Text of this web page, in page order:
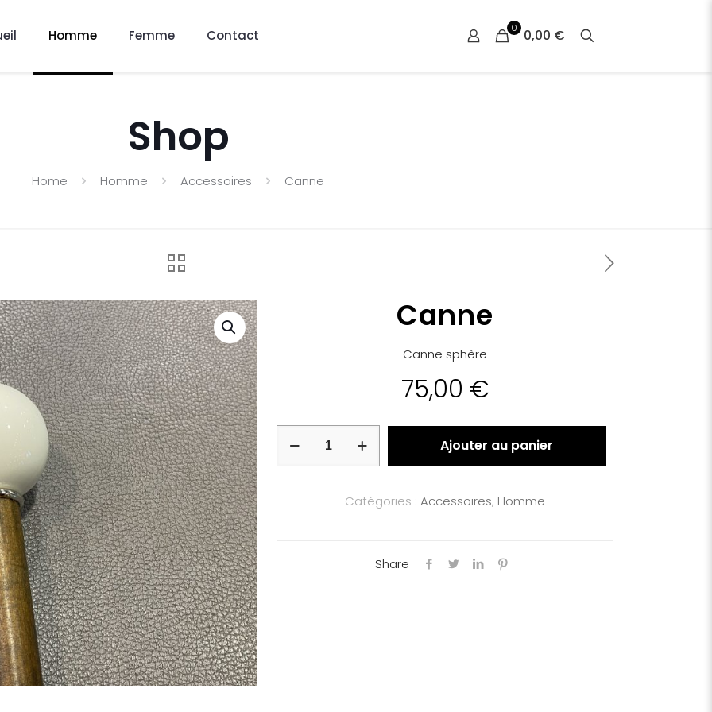
Homme Femme Contact 0 0,00 €
Shop
Home Homme Accessoires Canne
Canne
Canne sphère
75,00 €
Ajouter au panier
Catégories : Accessoires, Homme
Share